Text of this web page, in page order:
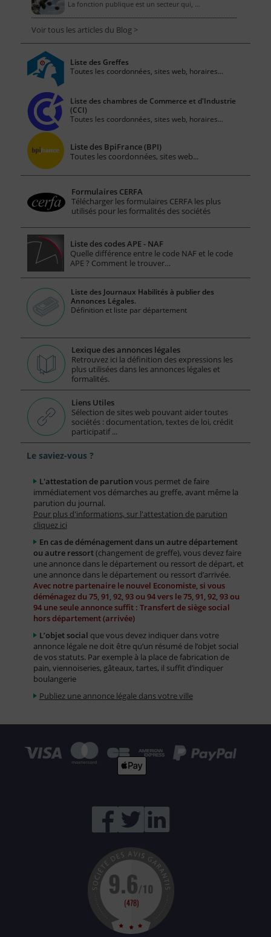
La fonction publique est un secteur qui, …
Voir tous les articles du Blog >
Liste des Greffes
Toutes les coordonnées, sites web, horaires...
Liste des chambres de Commerce et d'Industrie
(CCI)
Toutes les coordonnées, sites web, horaires...
Liste des BpiFrance (BPI)
Toutes les coordonnées, sites web...
Formulaires CERFA
Télécharger les formulaires CERFA les plus
utilisés pour les formalités des sociétés
Liste des codes APE - NAF
Quelle différence entre le code NAF et le code
APE ? Comment le trouver…
Liste des Journaux Habilités à publier des
Annonces Légales.
Définition et liste par département
Lexique des annonces légales
Retrouvez ici la définition des expressions les
plus utilisées dans les annonces légales et
formalités.
Liens Utiles
Sélection de sites web pouvant aider toutes
sociétés : documentation, textes de loi, crédit
participatif ...
Le saviez-vous ?
L'attestation de parution vous permet de faire
immédiatement vos démarches au greffe, avant même la
parution du journal.
Pour plus d'informations, sur l'attestation de parution
cliquez ici
En cas de déménagement dans un autre département
ou autre ressort(changement de greffe), vous devez faire
une annonce dans le département ou ressort de départ, et
une annonce dans le département ou ressort d’arrivée.
Avec notre partenaire le nouvel Economiste, si vous
déménagez du 75, 91, 92, 93 ou 94 vers le 75, 91, 92, 93 ou
94 une seule annonce suffit : Transfert de siège social
hors département (arrivée)
L’objet social que vous devez indiquer dans votre
annonce légale ne doit être qu’un résumé de l’objet social
de vos statuts. Par exemple à la place de fabrication de
pain, viennoiseries, gâteaux, tartes, il suffit d’indiquer
boulangerie
Publiez une annonce légale dans votre ville